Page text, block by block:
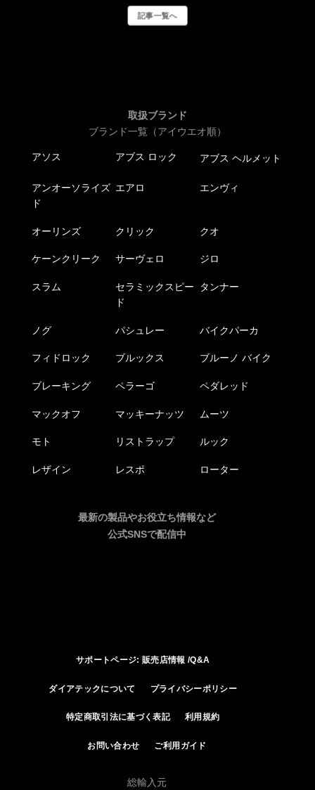
記事一覧へ
取扱ブランド
ブランド一覧（アイウエオ順）
アソス アブス ロック アブス ヘルメット
アンオーソライズ
ド
エアロ エンヴィ
オーリンズ クリック クオ
ケーンクリーク サーヴェロ ジロ
スラム
セラミックスピー
ド
タンナー
ノグ パシュレー バイクパーカ
フィドロック ブルックス ブルーノ バイク
ブレーキング ペラーゴ ペダレッド
マックオフ マッキーナッツ ムーツ
モト リストラップ ルック
レザイン レスポ ローター
最新の製品やお役立ち情報など
公式SNSで配信中
サポートページ: 販売店情報 /Q&A
ダイアテックについて プライバシーポリシー
特定商取引法に基づく表記 利用規約
お問い合わせ ご利用ガイド
総輸入元